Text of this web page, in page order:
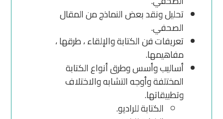
تحليل ونقد بعض النماذج من المقال
الصحفي.
تعريفات فن الكتابة والإلقاء ، طرقها ،
مفاهيمها.
أساليب وأسس وطرق أنواع الكتابة
المختلفة وأوجه التشابه والاختلاف
وتطبيقاتها.
الكتابة للراديو.